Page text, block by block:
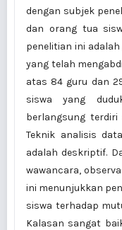
dengan subjek
dan orang tua
penelitian ini adalah
yang telah
atas 84 guru dan
siswa yang
berlangsung
Teknik analisis
adalah deskriptif.
wawancara,
ini menunjukkan
siswa terhadap
Kalasan sangat